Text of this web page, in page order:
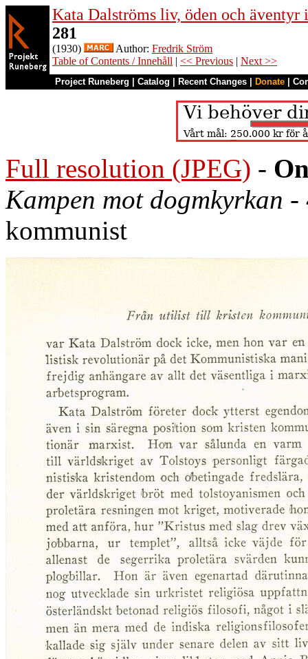
Kata Dalströms liv, öden och
281
(1930) Author: Fredrik Ström
Table of Contents / Innehåll | << Previous | Next >>
Project Runeberg Catalog Recent Changes Donate
Full resolution (JPEG) -
Kampen mot dogmkyrkan -
kommunist